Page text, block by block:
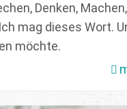
Denken, Machen,
mag dieses Wort.
möchte.